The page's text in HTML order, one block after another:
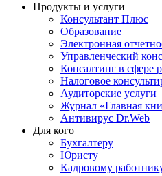
Продукты и услуги
Консультант Плюс
Образование
Электронная
Управленческий
Консалтинг в сфере
Налоговое
Аудиторские услуги
Журнал «Главная
Антивирус Dr.Web
Для кого
Бухгалтеру
Юристу
Кадровому